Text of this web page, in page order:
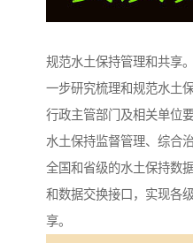
规范水土保持管理和共享
一步研究梳理和规范水土
行政主管部门及相关单位
水土保持监督管理、综合
全国和省级的水土保持数
和数据交换接口，实现各
享。